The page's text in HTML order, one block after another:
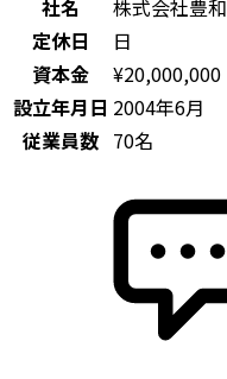
社名
株式会社豊和
定休日
日
資本金
¥20,000,000
設立年月日 2004年6月
従業員数 70名